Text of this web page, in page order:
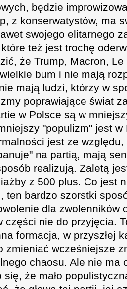
będzie
z konserwatystów, ma
swojego elitarnego
też jest trochę
że Trump, Macron,
bum i nie mają
mają ludzi, którzy w
poprawiające świat
w Polsce są w
"populizm" jest w
jest ze
na partią, mają
realizują. Zaletą
z 500 plus. Co jest
ten bardzo szorstki
dla zwolenników
części nie do przyjęcia.
formacja, w przyszłej
zmieniać wcześniejsze
chaosu. Ale nie ma
się, że mało